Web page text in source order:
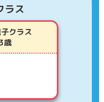
ラス
クラス
歳